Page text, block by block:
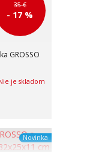
35 €
- 17 %
GROSSO
je skladom
Novinka